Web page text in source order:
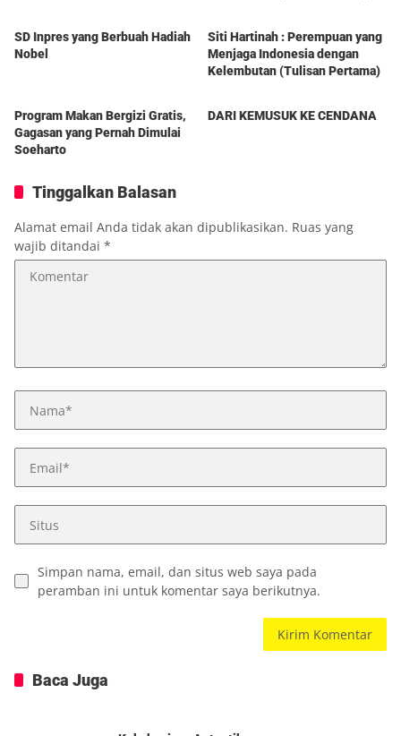
SD Inpres yang Berbuah Hadiah
Nobel
Siti Hartinah : Perempuan yang
Menjaga Indonesia dengan
Kelembutan (Tulisan Pertama)
Program Makan Bergizi Gratis,
Gagasan yang Pernah Dimulai
Soeharto
DARI KEMUSUK KE CENDANA
Tinggalkan Balasan
Alamat email Anda tidak akan dipublikasikan. Ruas yang
wajib ditandai *
Simpan nama, email, dan situs web saya pada
peramban ini untuk komentar saya berikutnya.
Baca Juga